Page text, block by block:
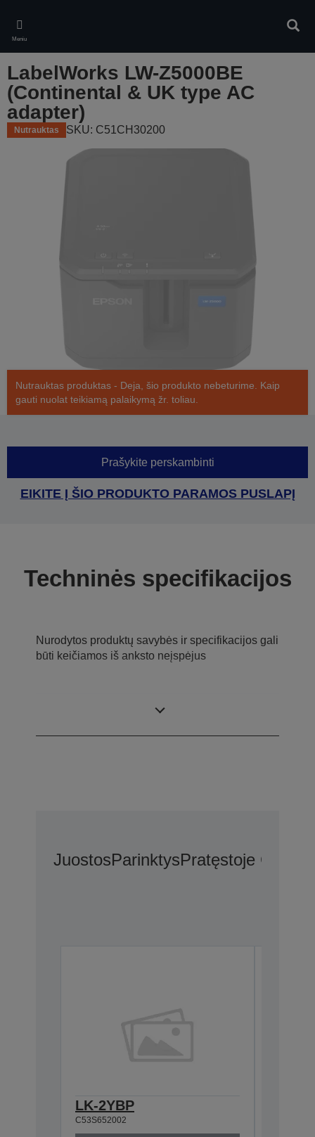
main
content
Meniu
LabelWorks LW-Z5000BE
(Continental & UK type AC
adapter)
Nutrauktas SKU: C51CH30200
Nutrauktas produktas - Deja, šio produkto nebeturime. Kaip
gauti nuolat teikiamą palaikymą žr. toliau.
Prašykite perskambinti
EIKITE Į ŠIO PRODUKTO PARAMOS PUSLAPĮ
Techninės specifikacijos
Nurodytos produktų savybės ir specifikacijos gali
būti keičiamos iš anksto neįspėjus
Kas yra dėžėje
JuostosParinktysPratęstoje
LK-2YBP
C53S652002